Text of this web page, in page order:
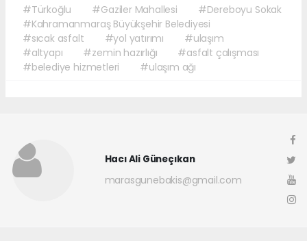
#Türkoğlu #Gaziler Mahallesi
#Dereboyu Sokak
#Kahramanmaraş Büyükşehir Belediyesi
#sıcak asfalt
#yol yatırımı
#ulaşım
#altyapı
#zemin hazırlığı
#asfalt çalışması
#belediye hizmetleri
#ulaşım ağı
Hacı Ali Güneçıkan
marasgunebakis@gmail.com